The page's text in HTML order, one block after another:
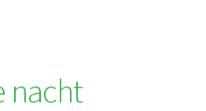
nacht